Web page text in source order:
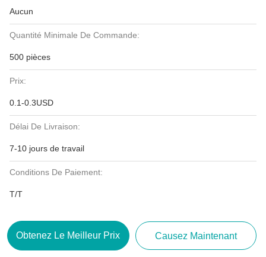
Aucun
Quantité Minimale De Commande:
500 pièces
Prix:
0.1-0.3USD
Délai De Livraison:
7-10 jours de travail
Conditions De Paiement:
T/T
Obtenez Le Meilleur Prix Causez Maintenant